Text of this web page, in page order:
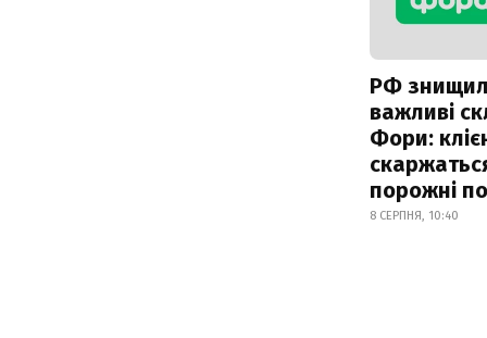
РФ
важливі
Фори:
порожні
8 СЕРПНЯ, 10:40